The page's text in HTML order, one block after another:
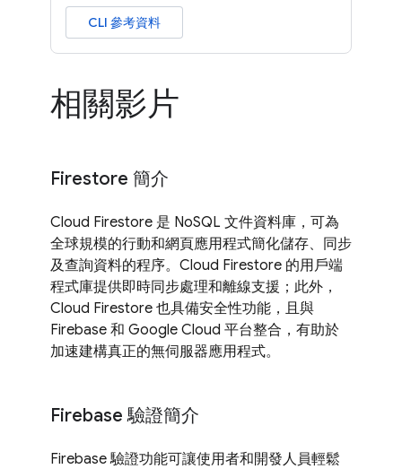
CLI 參考資料
相關影片
Firestore 簡介
Cloud Firestore 是 NoSQL 文件資料庫，可為
全球規模的行動和網頁應用程式簡化儲存、同步
及查詢資料的程序。Cloud Firestore 的用戶端
程式庫提供即時同步處理和離線支援；此外，
Cloud Firestore 也具備安全性功能，且與
Firebase 和 Google Cloud 平台整合，有助於
加速建構真正的無伺服器應用程式。
Firebase 驗證簡介
Firebase 驗證功能可讓使用者和開發人員輕鬆